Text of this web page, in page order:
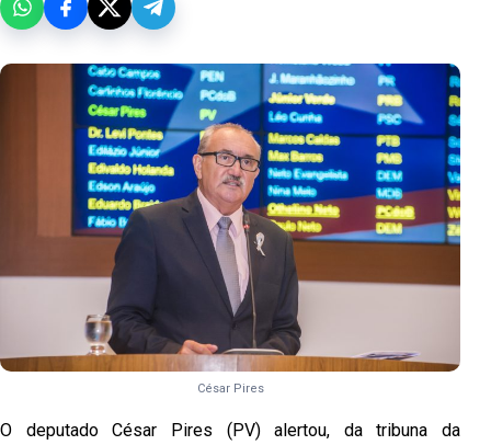
César Pires
O deputado César Pires (PV) alertou, da tribuna da